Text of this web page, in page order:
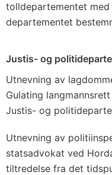
tolldepartementet
departementet
Justis- og
Utnevning av
Gulating
Justis- og
Utnevning av
statsadvokat ved
tiltredelse fra det